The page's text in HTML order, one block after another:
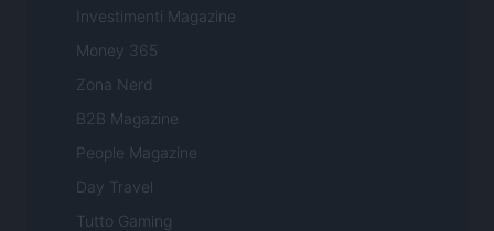
Investimenti Magazine
Money 365
Zona Nerd
B2B Magazine
People Magazine
Day Travel
Tutto Gaming